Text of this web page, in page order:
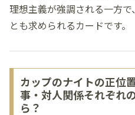
理想主義が強調される一方
とも求められるカードです。
カップのナイトの正位
事・対人関係それぞれ
ら？